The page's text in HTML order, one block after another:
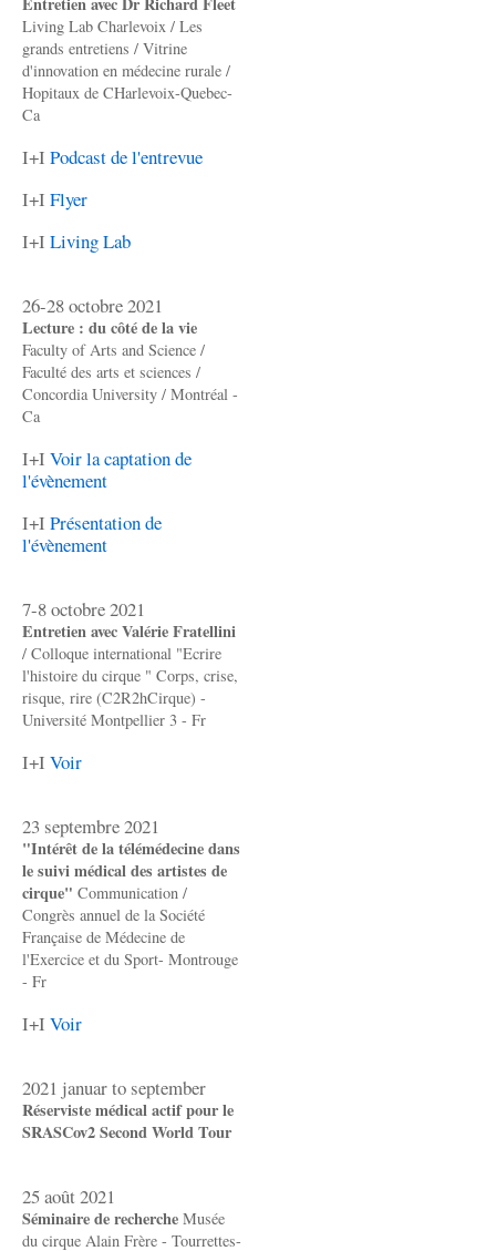
Living Lab Charlevoix / Les
grands entretiens / Vitrine
d'innovation en médecine rurale /
Hopitaux de CHarlevoix-Quebec-
Ca
I+I Podcast de l'entrevue
I+I Flyer
I+I Living Lab
26-28 octobre 2021
Lecture : du côté de la vie
Faculty of Arts and Science /
Faculté des arts et sciences /
Concordia University / Montréal -
Ca
I+I Voir la captation de
l'évènement
I+I Présentation de
l'évènement
7-8 octobre 2021
Entretien avec Valérie Fratellini
/ Colloque international "Ecrire
l'histoire du cirque " Corps, crise,
risque, rire (C2R2hCirque) -
Université Montpellier 3 - Fr
I+I Voir
23 septembre 2021
"Intérêt de la télémédecine dans
le suivi médical des artistes de
cirque" Communication /
Congrès annuel de la Société
Française de Médecine de
l'Exercice et du Sport- Montrouge
- Fr
I+I Voir
2021 januar to september
Réserviste médical actif pour le
SRASCov2 Second World Tour
25 août 2021
Séminaire de recherche Musée
du cirque Alain Frère - Tourrettes-